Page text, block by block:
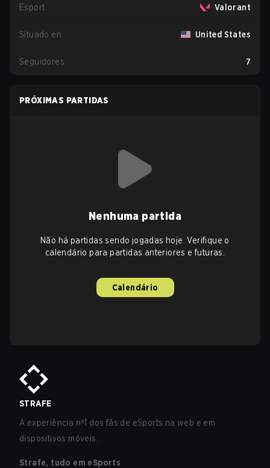
Esport Valorant
Situado en United States
Seguidores 7
PRÓXIMAS PARTIDAS
Nenhuma partida
Não há partidas sendo jogadas hoje. Verifique o
calendário para partidas anteriores e futuras.
Calendário
STRAFE
A experiência nº1 dos fãs de eSports na web e em
dispositivos móveis.
Strafe, tudo em eSports